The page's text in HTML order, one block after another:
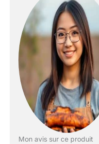
Mon avis sur ce produit